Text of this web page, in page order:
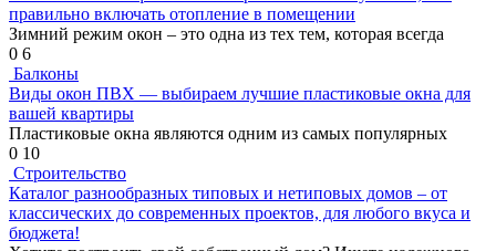
правильно включать отопление в помещении
Зимний режим окон – это одна из тех тем, которая всегда
0 6
Балконы
Виды окон ПВХ — выбираем лучшие пластиковые окна для
вашей квартиры
Пластиковые окна являются одним из самых популярных
0 10
Строительство
Каталог разнообразных типовых и нетиповых домов – от
классических до современных проектов, для любого вкуса и
бюджета!